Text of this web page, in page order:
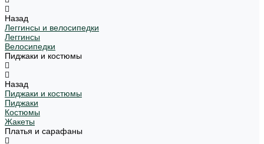
Назад
Леггинсы и велосипедки
Леггинсы
Велосипедки
Пиджаки и костюмы
Назад
Пиджаки и костюмы
Пиджаки
Костюмы
Жакеты
Платья и сарафаны